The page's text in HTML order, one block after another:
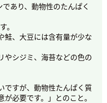
であり、動物性のたんぱく
。
鮭、大豆には含有量が少な
やシジミ、海苔などの色の
ですが、動物性たんぱく質
必要です。」とのこと。